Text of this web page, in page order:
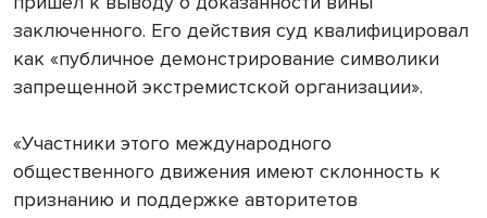
заключенного. Его действия суд квалифицировал
как «публичное демонстрирование символики
запрещенной экстремистской организации».
«Участники этого международного
общественного движения имеют склонность к
признанию и поддержке авторитетов